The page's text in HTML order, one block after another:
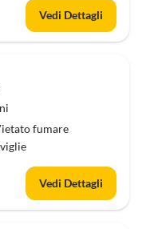
Vedi Dettagli
fumare
Vedi Dettagli